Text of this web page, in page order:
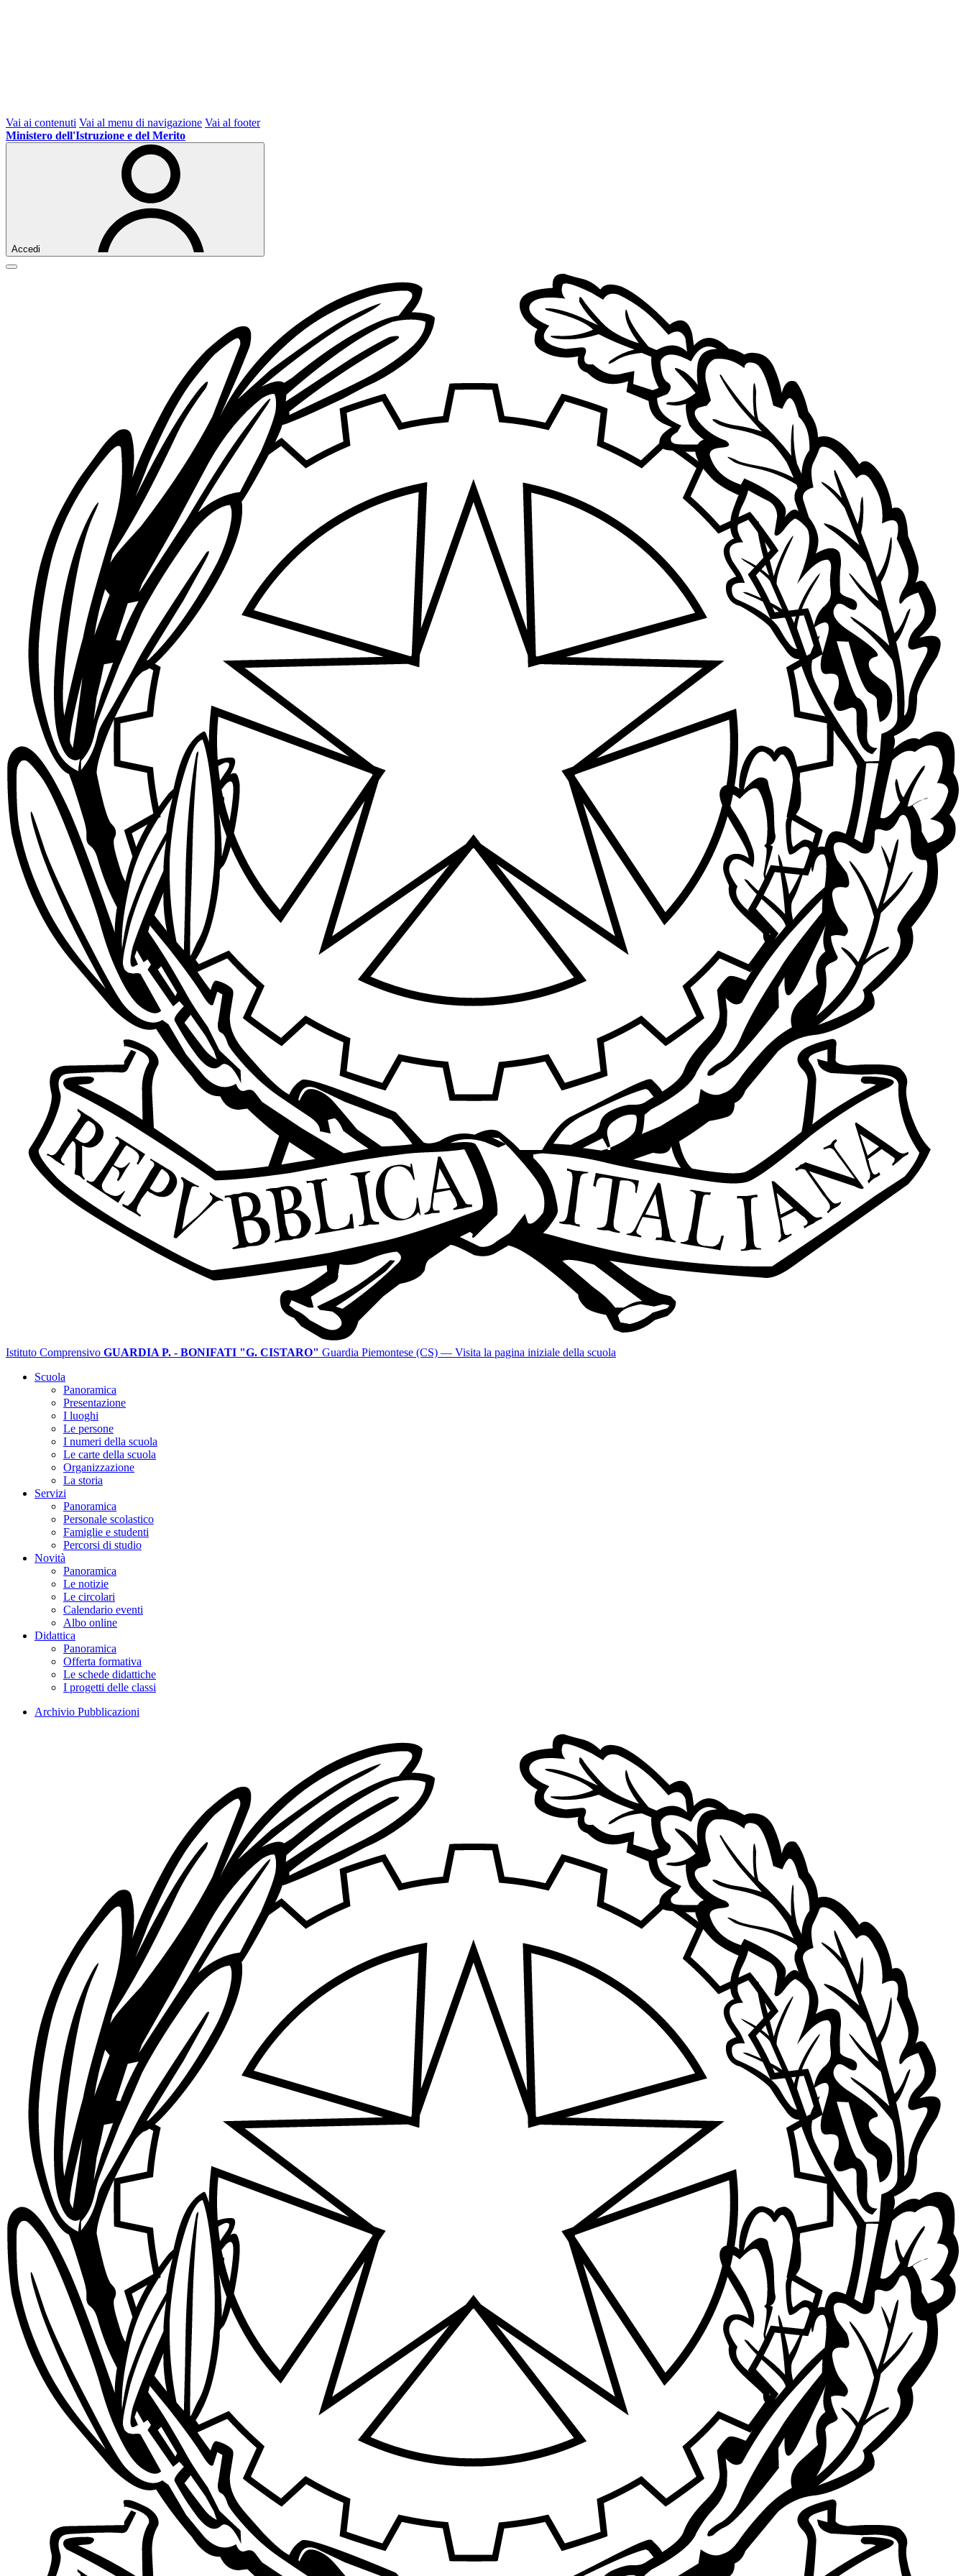
Vai ai contenuti Vai al menu di navigazione Vai al footer
Ministero dell'Istruzione e del Merito
Accedi
Istituto Comprensivo GUARDIA P. - BONIFATI "G. CISTARO" Guardia Piemontese (CS) — Visita la pagina iniziale della scuola
Scuola
Panoramica
Presentazione
I luoghi
Le persone
I numeri della scuola
Le carte della scuola
Organizzazione
La storia
Servizi
Panoramica
Personale scolastico
Famiglie e studenti
Percorsi di studio
Novità
Panoramica
Le notizie
Le circolari
Calendario eventi
Albo online
Didattica
Panoramica
Offerta formativa
Le schede didattiche
I progetti delle classi
Archivio Pubblicazioni